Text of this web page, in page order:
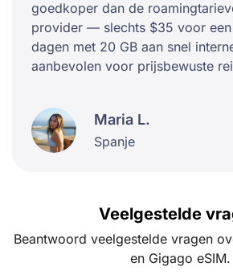
goedkoper dan de
provider — slechts $35 voor
dagen met 20 GB aan snel
aanbevolen voor prijsbewuste
Maria L.
Spanje
Veelgestelde
Beantwoord veelgestelde vragen
en Gigago eSIM.